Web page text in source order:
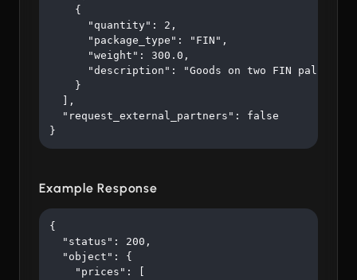
    {
      "quantity": 2,
      "package_type": "FIN",
      "weight": 300.0,
      "description": "Goods on two FIN pallets"
    }
  ],
  "request_external_partners": false
}
Example Response
{
  "status": 200,
  "object": {
    "prices": [